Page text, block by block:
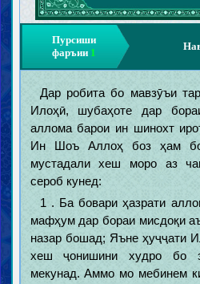
Пурсиши
фаръии 1
Дар робита бо мавзӯъи
Илоҳӣ, шубаҳоте дар
аллома барои ин шинохт
Ин Шоъ Аллоҳ боз ҳам
мустадали хеш моро аз
сероб кунед:
1 . Ба бовари ҳазрати
мафҳум дар бораи мисдоқи
назар бошад; Яъне ҳуҷҷати
хеш ҷонишини худро бо
мекунад. Аммо мо мебинем